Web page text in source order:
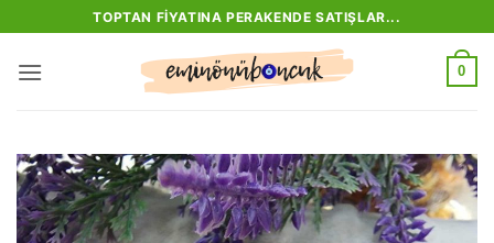
atla
TOPTAN FIYATINA PERAKENDE SATIŞLAR...
0